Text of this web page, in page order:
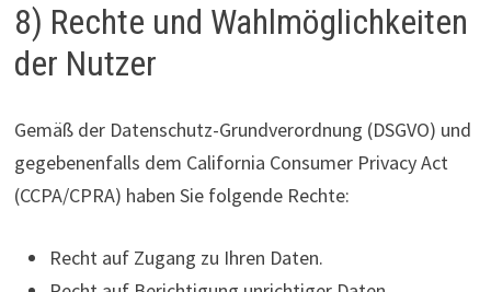
8) Rechte und Wahlmöglichkeiten
der Nutzer
Gemäß der Datenschutz-Grundverordnung (DSGVO) und
gegebenenfalls dem California Consumer Privacy Act
(CCPA/CPRA) haben Sie folgende Rechte:
Recht auf Zugang zu Ihren Daten.